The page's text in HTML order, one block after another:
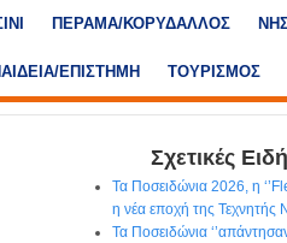
ΠΕΡΑΜΑ/ΚΟΡΥΔΑΛΛΟΣ
ΕΠΙΣΤΗΜΗ ΤΟΥΡΙΣΜΟΣ
Σχετικές
Τα Ποσειδώνια 2026, η
η νέα εποχή της Τεχνητής
Τα Ποσειδώνια